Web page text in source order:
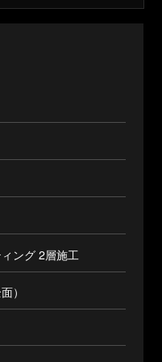
ング 2層施工
）